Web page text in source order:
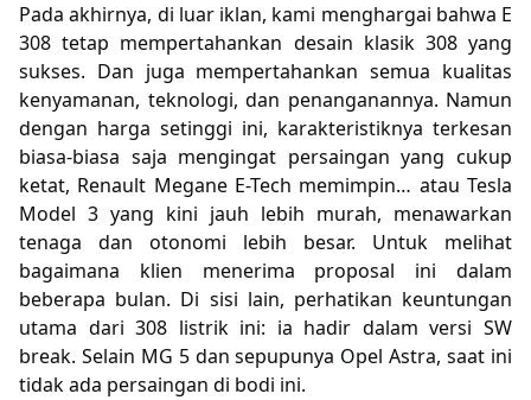
Pada akhirnya, di luar iklan, kami menghargai bahwa E
308 tetap mempertahankan desain klasik 308 yang
sukses. Dan juga mempertahankan semua kualitas
kenyamanan, teknologi, dan penanganannya. Namun
dengan harga setinggi ini, karakteristiknya terkesan
biasa-biasa saja mengingat persaingan yang cukup
ketat, Renault Megane E-Tech memimpin… atau Tesla
Model 3 yang kini jauh lebih murah, menawarkan
tenaga dan otonomi lebih besar. Untuk melihat
bagaimana klien menerima proposal ini dalam
beberapa bulan. Di sisi lain, perhatikan keuntungan
utama dari 308 listrik ini: ia hadir dalam versi SW
break. Selain MG 5 dan sepupunya Opel Astra, saat ini
tidak ada persaingan di bodi ini.